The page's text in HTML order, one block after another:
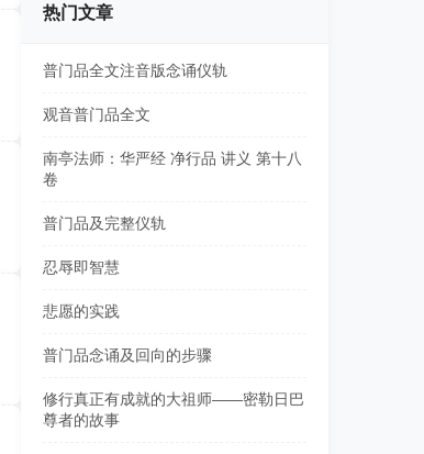
热门文章
普门品全文注音版念诵仪轨
观音普门品全文
南亭法师：华严经 净行品 讲义 第十八
卷
普门品及完整仪轨
忍辱即智慧
悲愿的实践
普门品念诵及回向的步骤
修行真正有成就的大祖师——密勒日巴
尊者的故事